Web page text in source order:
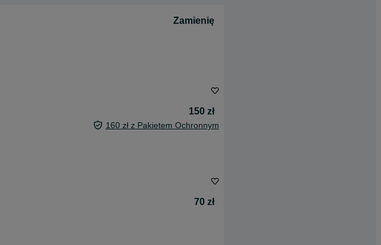
Zamienię
150 zł
160 zł z Pakietem Ochronnym
70 zł